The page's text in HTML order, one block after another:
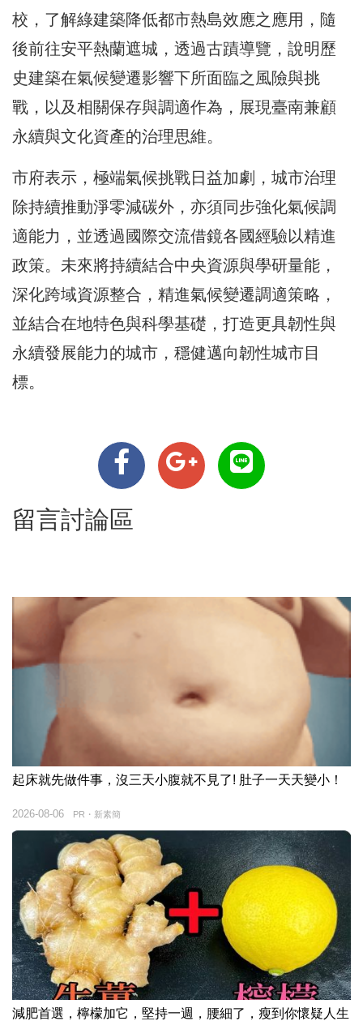
校，了解綠建築降低都市熱島效應之應用，隨
後前往安平熱蘭遮城，透過古蹟導覽，說明歷
史建築在氣候變遷影響下所面臨之風險與挑
戰，以及相關保存與調適作為，展現臺南兼顧
永續與文化資產的治理思維。
市府表示，極端氣候挑戰日益加劇，城市治理
除持續推動淨零減碳外，亦須同步強化氣候調
適能力，並透過國際交流借鏡各國經驗以精進
政策。未來將持續結合中央資源與學研量能，
深化跨域資源整合，精進氣候變遷調適策略，
並結合在地特色與科學基礎，打造更具韌性與
永續發展能力的城市，穩健邁向韌性城市目
標。
留言討論區
起床就先做件事，沒三天小腹就不見了! 肚子一天天變小！
PR・新素簡
2026-08-06
減肥首選，檸檬加它，堅持一週，腰細了，瘦到你懷疑人生